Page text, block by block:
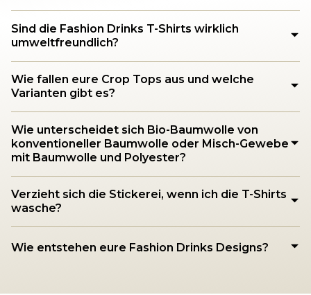
Sind die Fashion Drinks T-Shirts wirklich
umweltfreundlich?
Wie fallen eure Crop Tops aus und welche
Varianten gibt es?
Wie unterscheidet sich Bio-Baumwolle von
konventioneller Baumwolle oder Misch-Gewebe
mit Baumwolle und Polyester?
Verzieht sich die Stickerei, wenn ich die T-Shirts
wasche?
Wie entstehen eure Fashion Drinks Designs?